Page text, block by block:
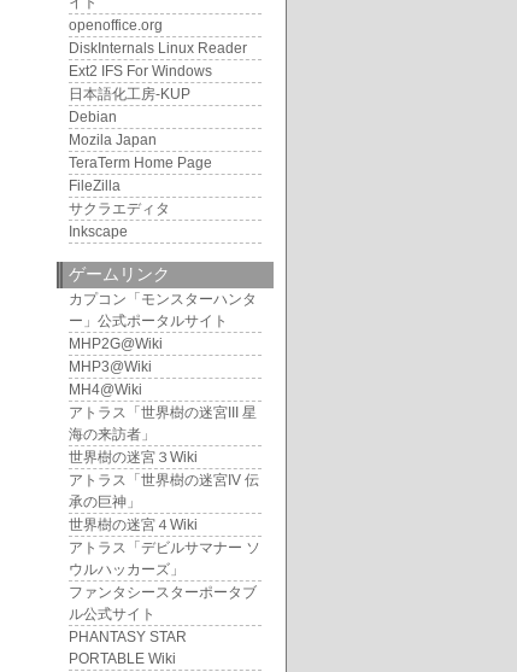
openoffice.org
DiskInternals Linux Reader
Ext2 IFS For Windows
日本語化工房-KUP
Debian
Mozila Japan
TeraTerm Home Page
FileZilla
サクラエディタ
Inkscape
ゲームリンク
カプコン「モンスターハンタ
ー」公式ポータルサイト
MHP2G@Wiki
MHP3@Wiki
MH4@Wiki
アトラス「世界樹の迷宮III 星
海の来訪者」
世界樹の迷宮３Wiki
アトラス「世界樹の迷宮IV 伝
承の巨神」
世界樹の迷宮４Wiki
アトラス「デビルサマナー ソ
ウルハッカーズ」
ファンタシースターポータブ
ル公式サイト
PHANTASY STAR
PORTABLE Wiki